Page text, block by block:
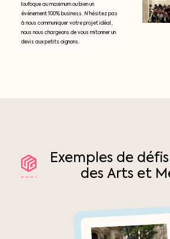
loufoque au maximum ou bien un
événement 100% business. N’hésitez pas
à nous communiquer votre projet idéal,
nous nous chargeons de vous mitonner un
devis aux petits oignons.
Exemples de défis
des Arts et